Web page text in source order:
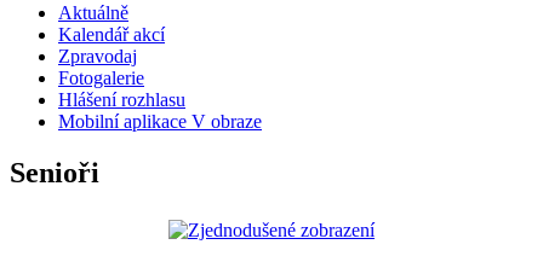
Aktuálně
Kalendář akcí
Zpravodaj
Fotogalerie
Hlášení rozhlasu
Mobilní aplikace V obraze
Senioři